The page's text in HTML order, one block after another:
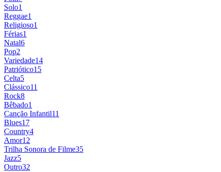
Solo1
Reggae1
Religioso1
Férias1
Natal6
Pop2
Variedade14
Patriótico15
Celta5
Clássico11
Rock8
Bêbado1
Canção Infantil11
Blues17
Country4
Amor12
Trilha Sonora de Filme35
Jazz5
Outro32